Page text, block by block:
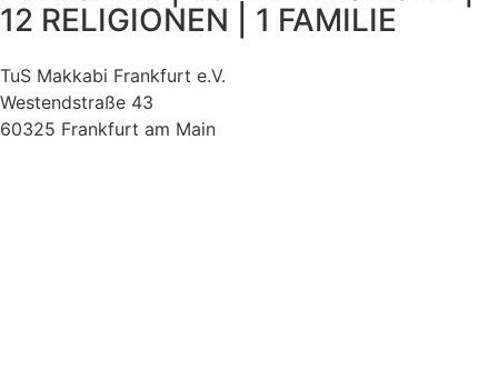
12 RELIGIONEN | 1 FAMILIE
TuS Makkabi Frankfurt e.V.
Westendstraße 43
60325 Frankfurt am Main